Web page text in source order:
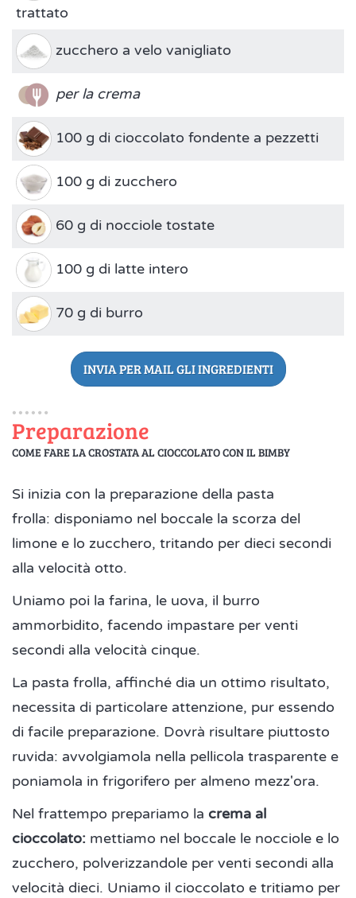
trattato
zucchero a velo vanigliato
per la crema
100 g di cioccolato fondente a pezzetti
100 g di zucchero
60 g di nocciole tostate
100 g di latte intero
70 g di burro
INVIA PER MAIL GLI INGREDIENTI
Preparazione
COME FARE LA CROSTATA AL CIOCCOLATO CON IL BIMBY
Si inizia con la preparazione della pasta
frolla: disponiamo nel boccale la scorza del
limone e lo zucchero, tritando per dieci secondi
alla velocità otto.
Uniamo poi la farina, le uova, il burro
ammorbidito, facendo impastare per venti
secondi alla velocità cinque.
La pasta frolla, affinché dia un ottimo risultato,
necessita di particolare attenzione, pur essendo
di facile preparazione. Dovrà risultare piuttosto
ruvida: avvolgiamola nella pellicola trasparente e
poniamola in frigorifero per almeno mezz'ora.
Nel frattempo prepariamo la crema al
cioccolato: mettiamo nel boccale le nocciole e lo
zucchero, polverizzandole per venti secondi alla
velocità dieci. Uniamo il cioccolato e tritiamo per